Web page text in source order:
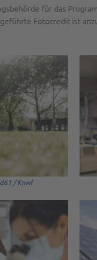
für das
Fotocredit ist
/ Kniel